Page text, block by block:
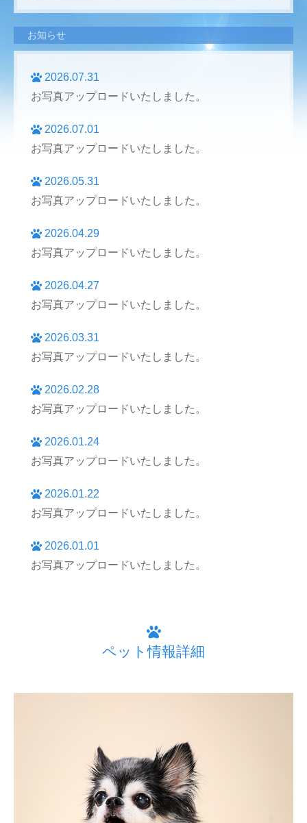
お知らせ
2026.07.31
お写真アップロードいたしました。
2026.07.01
お写真アップロードいたしました。
2026.05.31
お写真アップロードいたしました。
2026.04.29
お写真アップロードいたしました。
2026.04.27
お写真アップロードいたしました。
2026.03.31
お写真アップロードいたしました。
2026.02.28
お写真アップロードいたしました。
2026.01.24
お写真アップロードいたしました。
2026.01.22
お写真アップロードいたしました。
2026.01.01
お写真アップロードいたしました。
ペット情報詳細